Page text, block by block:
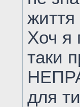
життя
Хоч я
таки
для